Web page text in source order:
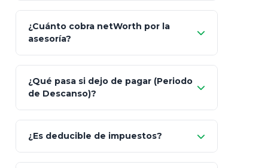
GNP (Proyecta)
¿Cuánto cobra netWorth por la
asesoría?
¿Qué pasa si dejo de pagar (Periodo
de Descanso)?
¿Es deducible de impuestos?